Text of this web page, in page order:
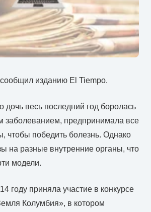
изданию El Tiempo.
дочь весь последний год боролась
заболеванием, предпринимала все
чтобы победить болезнь. Однако
на разные внутренние органы, что
модели.
году приняла участие в конкурсе
Колумбия», в котором